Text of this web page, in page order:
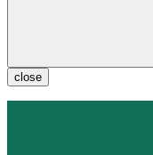
close